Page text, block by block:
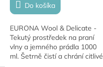
Do košíka
EURONA Wool & Delicate -
Tekutý prostředek na praní
vlny a jemného prádla 1000
ml. Šetrně čistí a chrání citlivé